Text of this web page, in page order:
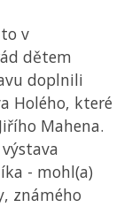
v
dětem
doplnili
Holého, které
Mahena.
- mohl(a)
známého